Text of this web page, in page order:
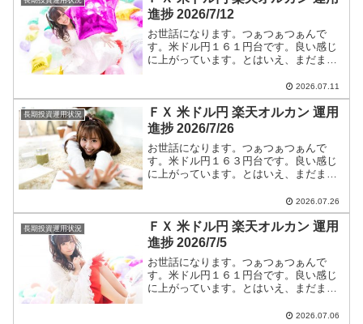
進捗 2026/7/12
お世話になります。つぁつぁつぁんで
す。米ドル円１６１円台です。良い感じ
に上がっています。とはいえ、まだまだ
す。米ドル円ショートエントリー手法と
今後のつぁつぁつぁん戦略は【米ドル
円】に全て書いています。
2026.07.11
長期投資運用状況
ＦＸ 米ドル円 楽天オルカン 運用
進捗 2026/7/26
お世話になります。つぁつぁつぁんで
す。米ドル円１６３円台です。良い感じ
に上がっています。とはいえ、まだまだ
す。米ドル円ショートエントリー手法と
今後のつぁつぁつぁん戦略は【米ドル
円】に全て書いています。
2026.07.26
長期投資運用状況
ＦＸ 米ドル円 楽天オルカン 運用
進捗 2026/7/5
お世話になります。つぁつぁつぁんで
す。米ドル円１６１円台です。良い感じ
に上がっています。とはいえ、まだまだ
す。米ドル円ショートエントリー手法と
2026.07.06